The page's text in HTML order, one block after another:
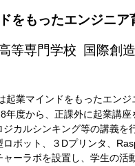
をもったエンジニア
等専門学校 国際創
起業マインドをもったエンジ
年度から、正課外に起業講座
ジカルシンキング等の講義を
ロボット、３Dプリンタ、
ャーラボを設置し、学生の活